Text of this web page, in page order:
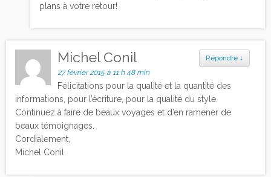
plans à votre retour!
Répondre ↓
Michel Conil
27 février 2015 à 11 h 48 min
Félicitations pour la qualité et la quantité des
informations, pour l’écriture, pour la qualité du style.
Continuez à faire de beaux voyages et d’en ramener de
beaux témoignages.
Cordialement,
Michel Conil